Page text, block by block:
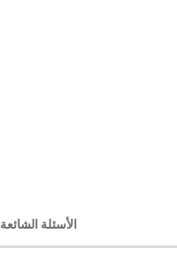
الأسئلة الشائعة